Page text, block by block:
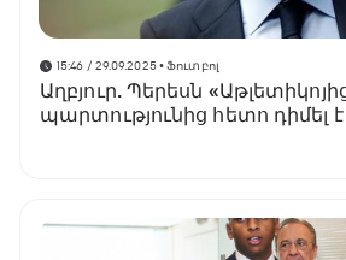
15:46 / 29.09.2025• Ֆուտբոլ
Աղբյուր. Պերեսն
պարտությունից հետո դիմել